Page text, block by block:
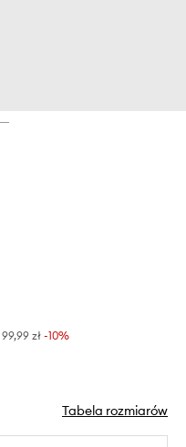
99,99 zł -10%
Tabela rozmiarów